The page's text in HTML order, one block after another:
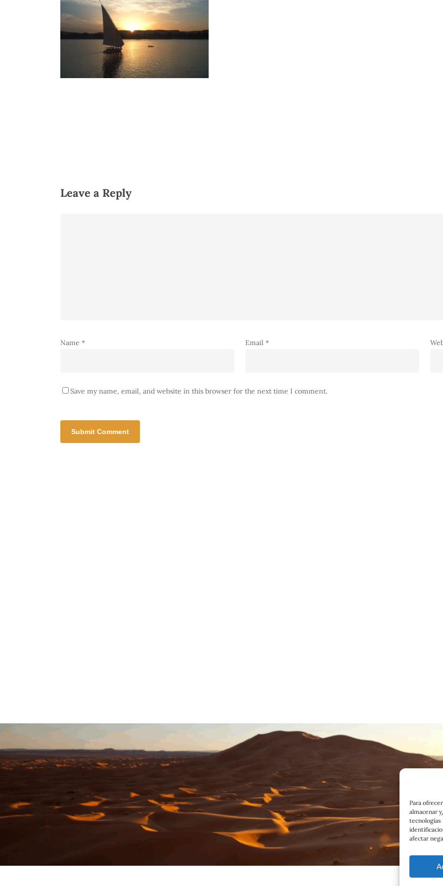
Para
almacenar
tecnologías
afectar
Hit enter to search or ESC to close
Leave a Reply
Name * Email *
Save my name, email, and website in this browser for the next time I comment.